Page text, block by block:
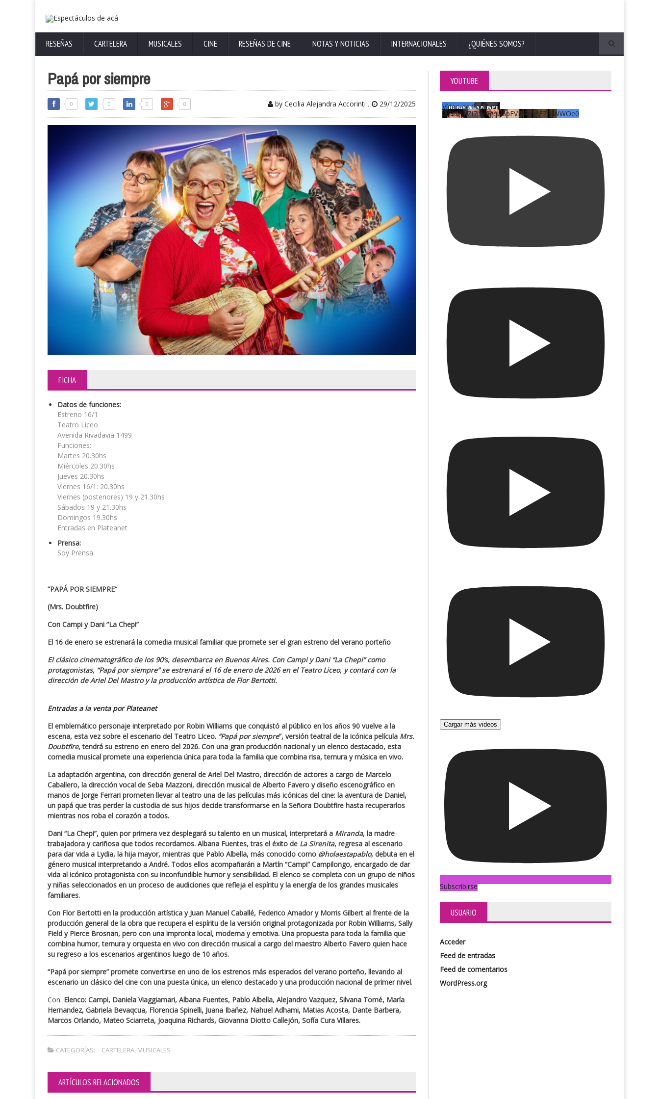
RESEÑAS CARTELERA MUSICALES CINE RESEÑAS DE CINE NOTAS Y NOTICIAS INTERNACIONALES ¿QUIÉNES SOMOS?
Papá por siempre
0 0 0 0 by Cecilia Alejandra Accorinti , 29/12/2025
FICHA
Datos de funciones:
Estreno 16/1
Teatro Liceo
Avenida Rivadavia 1499
Funciones:
Martes 20.30hs
Miércoles 20.30hs
Jueves 20.30hs
Viernes 16/1: 20.30hs
Viernes (posteriores) 19 y 21.30hs
Sábados 19 y 21.30hs
Domingos 19.30hs
Entradas en Plateanet
Prensa:
Soy Prensa
“PAPÁ POR SIEMPRE“
(Mrs. Doubtfire)
Con Campi y Dani “La Chepi”
El 16 de enero se estrenará la comedia musical familiar que promete ser el gran estreno del verano porteño
El clásico cinematográfico de los 90’s, desembarca en Buenos Aires. ConCampi yDani “La Chepi”como
protagonistas, “Papá por siempre” se estrenará el 16 de enero de 2026 en el Teatro Liceo, y contará con la
dirección deAriel Del Mastroy la producción artística deFlor Bertotti.
Entradas a la venta por Plateanet
El emblemático personaje interpretado por Robin Williams que conquistó al público en los años 90 vuelve a la
escena, esta vez sobre el escenario del Teatro Liceo. “Papá por siempre”, versión teatral de la icónica película Mrs.
Doubtfire, tendrá su estreno en enero del 2026. Con una gran producción nacional y un elenco destacado, esta
comedia musical promete una experiencia única para toda la familia que combina risa, ternura y música en vivo.
La adaptación argentina, con dirección general de Ariel Del Mastro, dirección de actores a cargo de Marcelo
Caballero, la dirección vocal de Seba Mazzoni, dirección musical de Alberto Favero y diseño escenográfico en
manos de Jorge Ferrari prometen llevar al teatro una de las películas más icónicas del cine: la aventura de Daniel,
un papá que tras perder la custodia de sus hijos decide transformarse en la Señora Doubtfire hasta recuperarlos
mientras nos roba el corazón a todos.
Dani “La Chepi”, quien por primera vez desplegará su talento en un musical, interpretará a Miranda, la madre
trabajadora y cariñosa que todos recordamos. Albana Fuentes, tras el éxito de La Sirenita, regresa al escenario
para dar vida a Lydia, la hija mayor, mientras que Pablo Albella, más conocido como @holaestapablo, debuta en el
género musical interpretando a André. Todos ellos acompañarán a Martín “Campi” Campilongo, encargado de dar
vida al icónico protagonista con su inconfundible humor y sensibilidad. El elenco se completa con un grupo de niños
y niñas seleccionados en un proceso de audiciones que refleja el espíritu y la energía de los grandes musicales
familiares.
Con Flor Bertotti en la producción artística y Juan Manuel Caballé, Federico Amador y Morris Gilbert al frente de la
producción general de la obra que recupera el espíritu de la versión original protagonizada por Robin Williams, Sally
Field y Pierce Brosnan, pero con una impronta local, moderna y emotiva. Una propuesta para toda la familia que
combina humor, ternura y orquesta en vivo con dirección musical a cargo del maestro Alberto Favero quien hace
su regreso a los escenarios argentinos luego de 10 años.
“Papá por siempre” promete convertirse en uno de los estrenos más esperados del verano porteño, llevando al
escenario un clásico del cine con una puesta única, un elenco destacado y una producción nacional de primer nivel.
Con: Elenco: Campi, Daniela Viaggiamari, Albana Fuentes, Pablo Albella, Alejandro Vazquez, Silvana Tomé, María
Hernandez, Gabriela Bevaqcua, Florencia Spinelli, Juana Ibañez, Nahuel Adhami, Matias Acosta, Dante Barbera,
Marcos Orlando, Mateo Sciarreta, Joaquina Richards, Giovanna Diotto Callejón, Sofía Cura Villares.
CATEGORÍAS: CARTELERA, MUSICALES
ARTÍCULOS RELACIONADOS
YOUTUBE
Vídeo de YouTube
UCKqYjiZi7lzy6gqU6pFVFiA_A3EZ9JWWOe0
Cargar más videos
Subscribirse
USUARIO
Acceder
Feed de entradas
Feed de comentarios
WordPress.org